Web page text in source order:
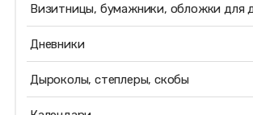
Визитницы, бумажники, обложки для
Дневники
Дыроколы, степлеры, скобы